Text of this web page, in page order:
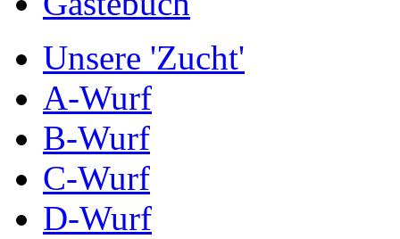
Unsere 'Zucht'
A-Wurf
B-Wurf
C-Wurf
D-Wurf